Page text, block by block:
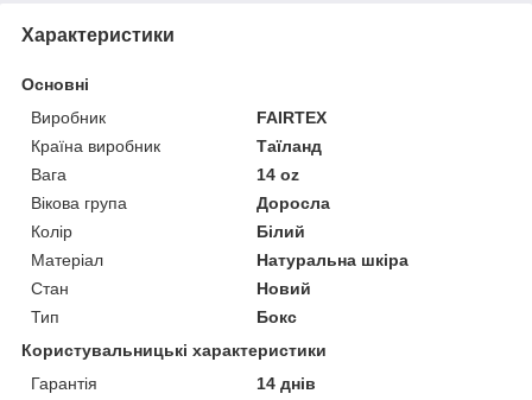
Характеристики
Основні
Виробник
FAIRTEX
Країна виробник
Таїланд
Вага
14 oz
Вікова група
Доросла
Колір
Білий
Матеріал
Натуральна шкіра
Стан
Новий
Тип
Бокс
Користувальницькі характеристики
Гарантія
14 днів